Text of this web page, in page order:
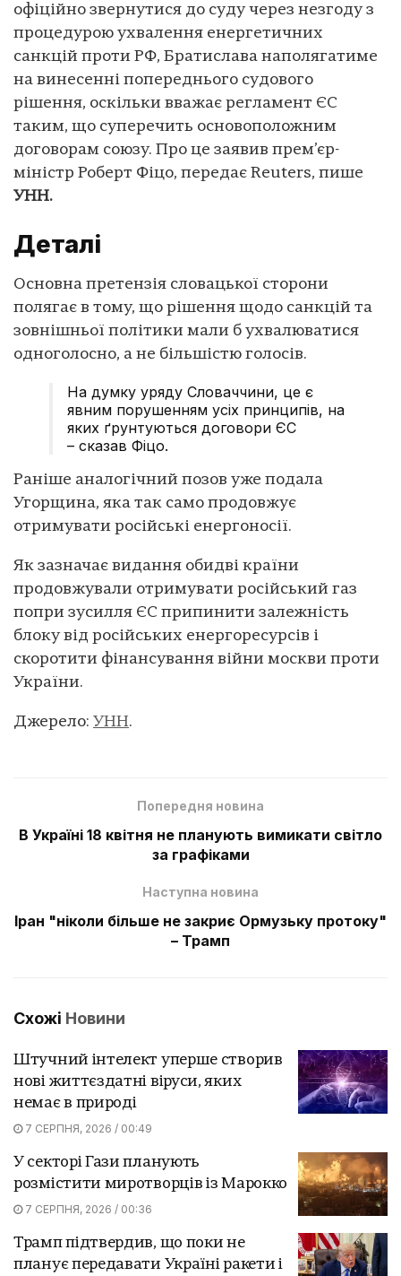
офіційно звернутися до суду через незгоду з
процедурою ухвалення енергетичних
санкцій проти РФ, Братислава наполягатиме
на винесенні попереднього судового
рішення, оскільки вважає регламент ЄС
таким, що суперечить основоположним
договорам союзу. Про це заявив прем’єр-
міністр Роберт Фіцо, передає Reuters, пише
УНН.
Деталі
Основна претензія словацької сторони
полягає в тому, що рішення щодо санкцій та
зовнішньої політики мали б ухвалюватися
одноголосно, а не більшістю голосів.
На думку уряду Словаччини, це є
явним порушенням усіх принципів, на
яких ґрунтуються договори ЄС
– сказав Фіцо.
Раніше аналогічний позов уже подала
Угорщина, яка так само продовжує
отримувати російські енергоносії.
Як зазначає видання обидві країни
продовжували отримувати російський газ
попри зусилля ЄС припинити залежність
блоку від російських енергоресурсів і
скоротити фінансування війни москви проти
України.
Джерело: УНН.
Попередня новина
В Україні 18 квітня не планують вимикати світло
за графіками
Наступна новина
Іран "ніколи більше не закриє Ормузьку протоку"
– Трамп
Схожі Новини
Штучний інтелект уперше створив
нові життєздатні віруси, яких
немає в природі
7 СЕРПНЯ, 2026 / 00:49
У секторі Гази планують
розмістити миротворців із Марокко
7 СЕРПНЯ, 2026 / 00:36
Трамп підтвердив, що поки не
планує передавати Україні ракети і